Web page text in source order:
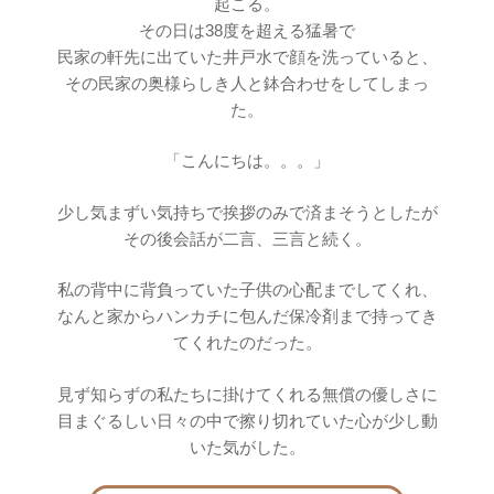
その日は38度を超える猛暑で
民家の軒先に出ていた井戸水で顔を洗っていると、
その民家の奥様らしき人と鉢合わせをしてしまっ
た。
「こんにちは。。。」
少し気まずい気持ちで挨拶のみで済まそうとしたが
その後会話が二言、三言と続く。
私の背中に背負っていた子供の心配までしてくれ、
なんと家からハンカチに包んだ保冷剤まで持ってき
てくれたのだった。
見ず知らずの私たちに掛けてくれる無償の優しさに
目まぐるしい日々の中で擦り切れていた心が少し動
いた気がした。